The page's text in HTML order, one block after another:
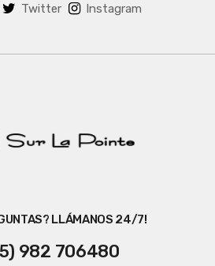
Twitter Instagram
LLÁMANOS 24/7!
982 706480